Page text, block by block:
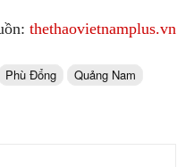
thethaovietnamplus.vn
Phù Đổng Quảng Nam